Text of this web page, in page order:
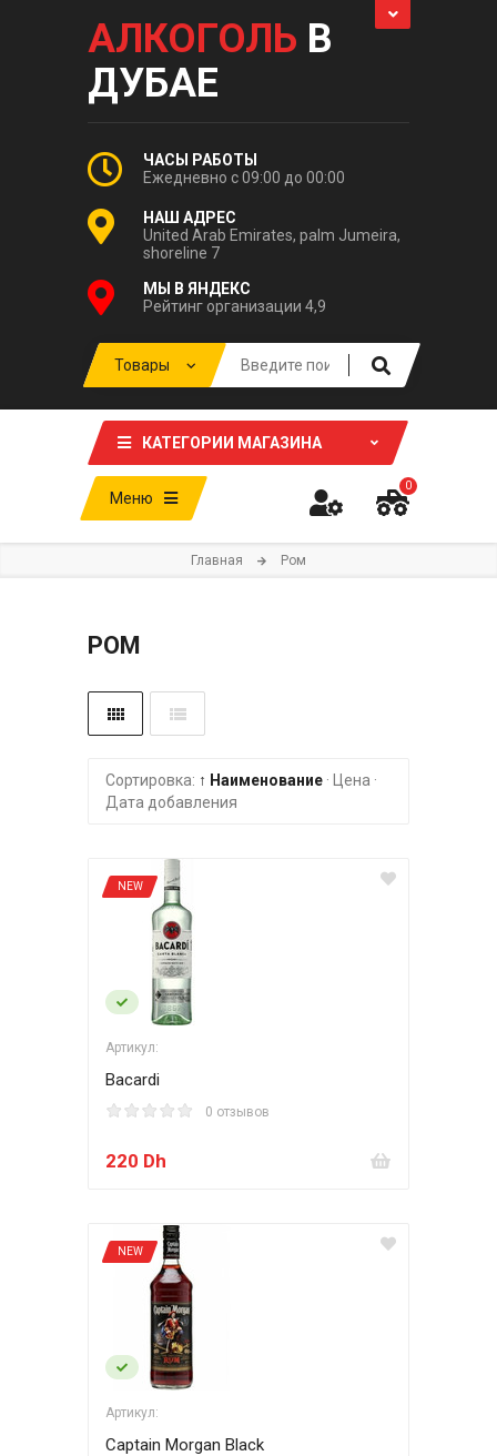
АЛКОГОЛЬ В
ДУБАЕ
ЧАСЫ РАБОТЫ
Ежедневно с 09:00 до 00:00
НАШ АДРЕС
United Arab Emirates, palm Jumeira,
shoreline 7
МЫ В ЯНДЕКС
Рейтинг организации 4,9
КАТЕГОРИИ МАГАЗИНА
Меню
0
Главная Ром
РОМ
Сортировка: ↑ Наименование · Цена ·
Дата добавления
NEW
Артикул:
Bacardi
0 отзывов
220 Dh
NEW
Артикул:
Captain Morgan Black